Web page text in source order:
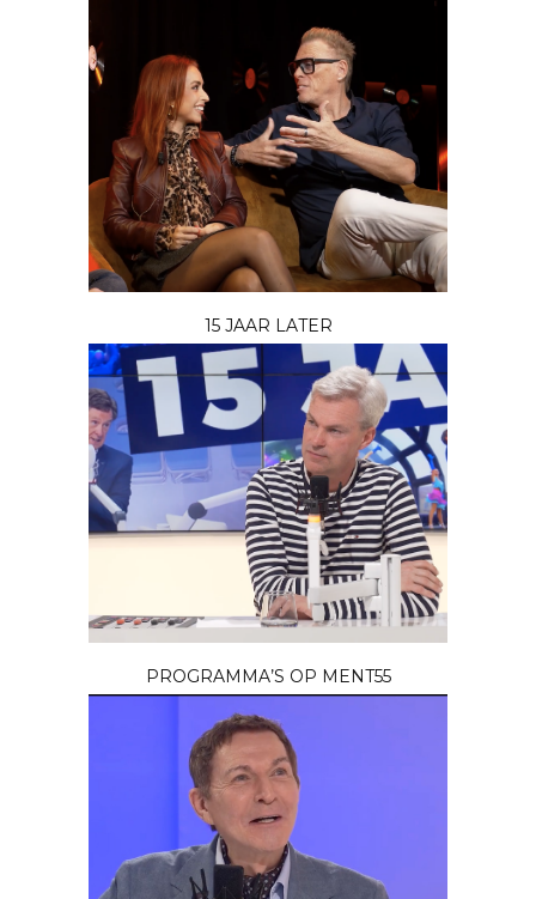
15 JAAR LATER
PROGRAMMA’S OP MENT55
STUDIOCLIPS